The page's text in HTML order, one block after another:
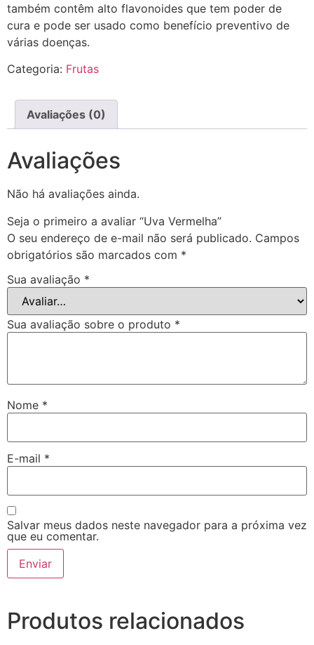
também contêm alto flavonoides que tem poder de
cura e pode ser usado como benefício preventivo de
várias doenças.
Categoria: Frutas
Avaliações (0)
Avaliações
Não há avaliações ainda.
Seja o primeiro a avaliar “Uva Vermelha”
O seu endereço de e-mail não será publicado. Campos
obrigatórios são marcados com *
Sua avaliação *
Sua avaliação sobre o produto *
Nome *
E-mail *
Salvar meus dados neste navegador para a próxima vez
que eu comentar.
Produtos relacionados